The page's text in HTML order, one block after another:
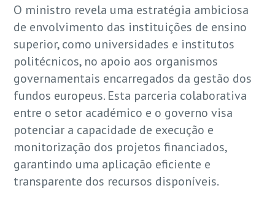
O ministro revela uma estratégia ambiciosa
de envolvimento das instituições de ensino
superior, como universidades e institutos
politécnicos, no apoio aos organismos
governamentais encarregados da gestão dos
fundos europeus. Esta parceria colaborativa
entre o setor académico e o governo visa
potenciar a capacidade de execução e
monitorização dos projetos financiados,
garantindo uma aplicação eficiente e
transparente dos recursos disponíveis.